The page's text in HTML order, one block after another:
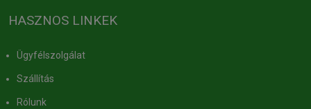
HASZNOS LINKEK
Ügyfélszolgálat
Szállítás
Rólunk